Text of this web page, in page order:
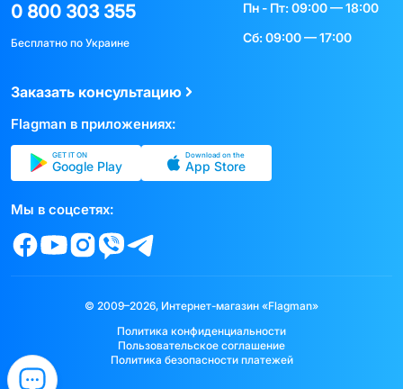
0 800 303 355
Бесплатно по Украине
Пн - Пт: 09:00 — 18:00
Сб: 09:00 — 17:00
Заказать консультацию
Flagman в приложениях:
GET IT ON
Google Play
Download on the
App Store
Мы в соцсетях:
© 2009–2026, Интернет-магазин «Flagman»
Политика конфиденциальности
Пользовательское соглашение
Политика безопасности платежей